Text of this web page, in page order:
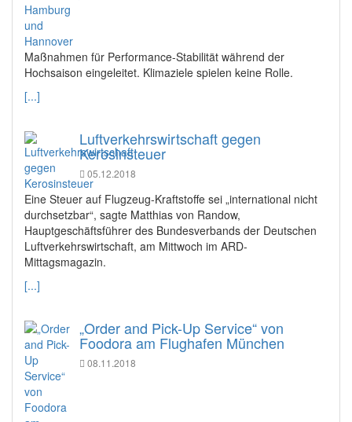
Maßnahmen für Performance-Stabilität während der
Hochsaison eingeleitet. Klimaziele spielen keine Rolle.
[...]
Luftverkehrswirtschaft gegen
Kerosinsteuer
05.12.2018
Eine Steuer auf Flugzeug-Kraftstoffe sei „international nicht
durchsetzbar“, sagte Matthias von Randow,
Hauptgeschäftsführer des Bundesverbands der Deutschen
Luftverkehrswirtschaft, am Mittwoch im ARD-
Mittagsmagazin.
[...]
„Order and Pick-Up Service“ von
Foodora am Flughafen München
08.11.2018